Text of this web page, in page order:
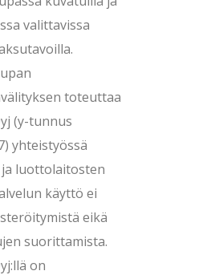
valittavissa
toteuttaa
(y-tunnus
yhteistyössä
luottolaitosten
käyttö ei
eikä
suorittamista.
on